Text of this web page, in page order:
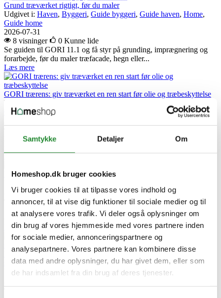
Samtykke Detaljer Om
Homeshop.dk bruger cookies
Vi bruger cookies til at tilpasse vores indhold og
annoncer, til at vise dig funktioner til sociale medier og til
at analysere vores trafik. Vi deler også oplysninger om
din brug af vores hjemmeside med vores partnere inden
for sociale medier, annonceringspartnere og
analysepartnere. Vores partnere kan kombinere disse
data med andre oplysninger, du har givet dem, eller som
de har indsamlet fra din brug af deres tjenester.
Grund træværket rigtigt, før du maler
Udgivet i: Haven, Byggeri, Guide byggeri, Guide haven, Home,
Guide home
2026-07-31
8 visninger
0 Kunne lide
Se guiden til GORI 11.1 og få styr på grunding, imprægnering og
forarbejde, før du maler træfacade, hegn eller...
Læs mere
GORI trærens: giv træværket en ren start før olie og træbeskyttelse
Udgivet i:
Guide home
Når terrasse, hegn eller havemøbler er blevet grå, beskidte eller lidt
Læs mere
Krydderier og saucer til grillen | Se Simons favoritter
2026-07-21
22 visninger
0 Kunne lide
Se Simons favoritter blandt grillkrydderier og saucer til gris,
oksekød og kylling. Lige nu får du 3 bøtter for kun...
Læs mere
Ladeboks til elbil: Komplet guide 2026 | Overvejelser, pris &
solceller
Udgivet i:Byggeri,Home,Guide home
25 visninger
0 Kunne lide